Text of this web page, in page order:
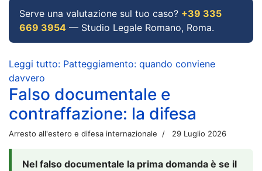
Serve una valutazione sul tuo caso? +39 335
669 3954 — Studio Legale Romano, Roma.
Leggi tutto: Patteggiamento: quando conviene
davvero
Falso documentale e
contraffazione: la difesa
Arresto all'estero e difesa internazionale 29 Luglio 2026
Nel falso documentale la prima domanda è se il